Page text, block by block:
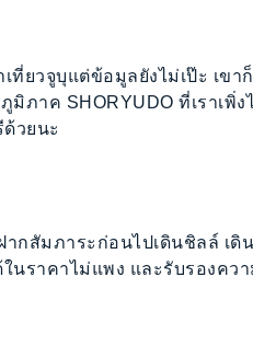
ที่ยวจูบุแต่ข้อมูลยังไม่เป๊ะ เข
มิภาค SHORYUDO ที่เราเ
วยนะ
กสัมภาระก่อนไปเดินชิลล์ เดิ
นราคาไม่แพง และรับรองคว